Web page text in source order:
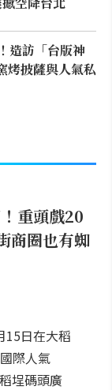
造訪「台版神
烤披薩與人氣私
重頭戲20
商圈也有蜘
15日在大稻
際人氣
埕碼頭廣